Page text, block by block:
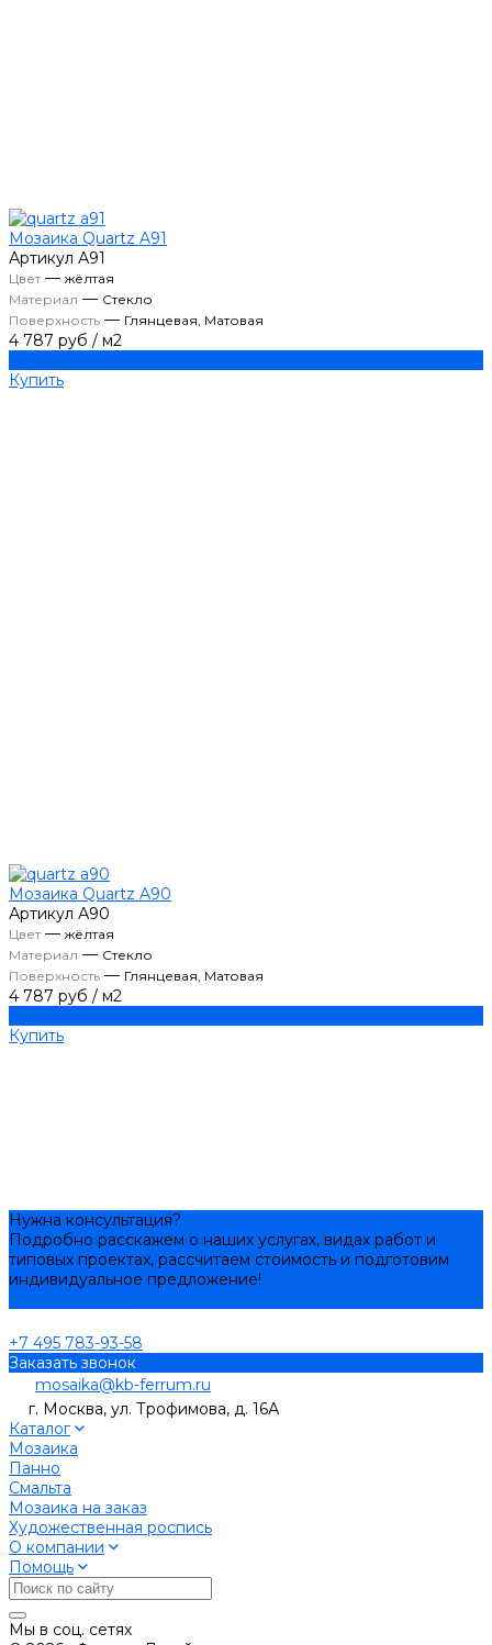
Мозаика Quartz A91
Артикул А91
Цвет— жёлтая
Материал — Стекло
Поверхность — Глянцевая, Матовая
4 787 руб / м2
Купить
Мозаика Quartz A90
Артикул А90
Цвет— жёлтая
Материал — Стекло
Поверхность — Глянцевая, Матовая
4 787 руб / м2
Купить
Нужна консультация?
Подробно расскажем о наших услугах, видах работ и
типовых проектах, рассчитаем стоимость и подготовим
индивидуальное предложение!
+7 495 783-93-58
Заказать звонок
mosaika@kb-ferrum.ru
г. Москва, ул. Трофимова, д. 16А
Каталог
Мозаика
Панно
Смальта
Мозаика на заказ
Художественная роспись
О компании
Помощь
Мы в соц. сетях